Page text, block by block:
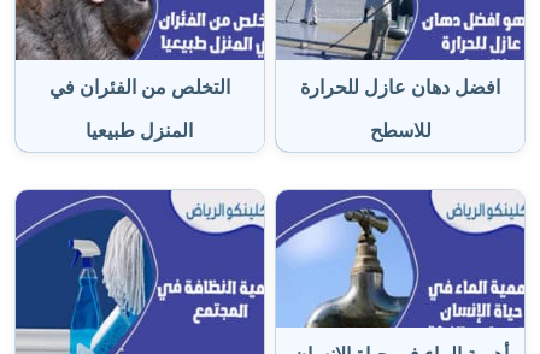
افضل دهان عازل للحرارة
للاسطح
التخلص من الفئران في
المنزل طبيعيا